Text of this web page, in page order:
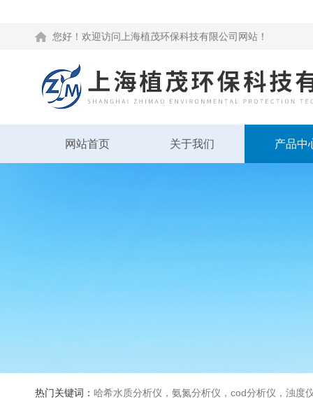
您好！欢迎访问上海植茂环保科技有限公司网站！
网站首页 关于我们 产品中
热门关键词： 哈希水质分析仪，氨氮分析仪，cod分析仪，浊度